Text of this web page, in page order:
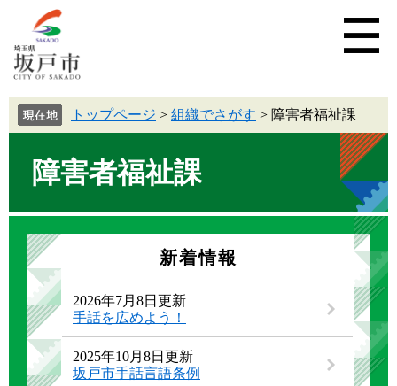
トップページ > 組織でさがす > 障害者福祉課
障害者福祉課
新着情報
2026年7月8日更新
手話を広めよう！
2025年10月8日更新
坂戸市手話言語条例